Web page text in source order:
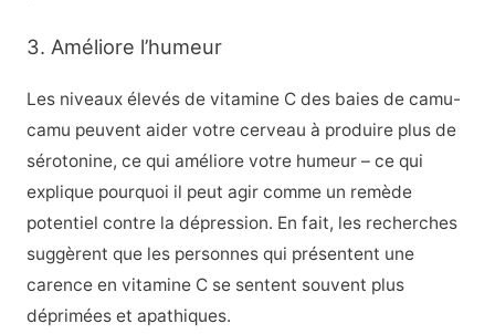
3. Améliore l’humeur
Les niveaux élevés de vitamine C des baies de camu-
camu peuvent aider votre cerveau à produire plus de
sérotonine, ce qui améliore votre humeur – ce qui
explique pourquoi il peut agir comme un remède
potentiel contre la dépression. En fait, les recherches
suggèrent que les personnes qui présentent une
carence en vitamine C se sentent souvent plus
déprimées et apathiques.